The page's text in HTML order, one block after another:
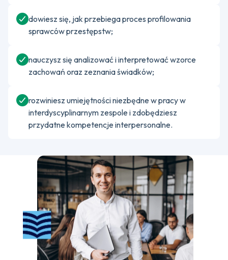
dowiesz się, jak przebiega proces profilowania
sprawców przestępstw;
nauczysz się analizować i interpretować wzorce
zachowań oraz zeznania świadków;
rozwiniesz umiejętności niezbędne w pracy w
interdyscyplinarnym zespole i zdobędziesz
przydatne kompetencje interpersonalne.